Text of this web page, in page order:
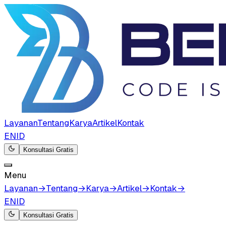
LayananTentangKaryaArtikelKontak
ENID
Konsultasi Gratis
Menu
Layanan→Tentang→Karya→Artikel→Kontak→
ENID
Konsultasi Gratis